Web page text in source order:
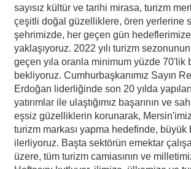
sayısız kültür ve tarihi mirasa, turizm
çeşitli doğal güzelliklere, ören yerlerine
şehrimizde, her geçen gün
yaklaşıyoruz. 2022 yılı turizm sezonunun
geçen yıla oranla minimum yüzde 70'lik
bekliyoruz. Cumhurbaşkanımız Sayın
Erdoğan liderliğinde son 20 yılda
yatırımlar ile ulaştığımız başarının ve
eşsiz güzelliklerin korunarak,
turizm markası yapma hedefinde, büyük
ilerliyoruz. Başta sektörün emektar
üzere, tüm turizm camiasının ve